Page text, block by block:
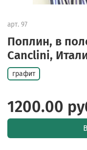
арт. 97
Поплин, в
Canclini,
графит
1200.00